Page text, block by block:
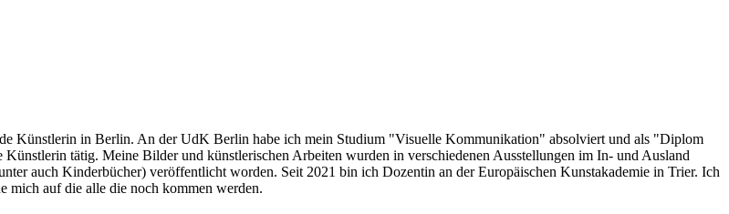
Künstlerin in Berlin. An der UdK Berlin habe ich mein Studium "Visuelle Kommunikation" absolviert und als "Diplom
tätig. Meine Bilder und künstlerischen Arbeiten wurden in verschiedenen Ausstellungen im In- und Ausland
auch Kinderbücher) veröffentlicht worden. Seit 2021 bin ich Dozentin an der Europäischen Kunstakademie in Trier. Ich
mich auf die alle die noch kommen werden.